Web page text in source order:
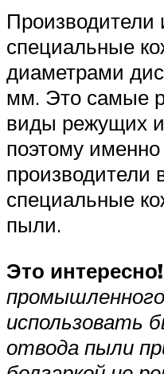
Производители
специальные
диаметрами
мм. Это самые
виды режущих
поэтому
производители
специальные
пыли.
Это интересно!
использовать
отвода пыли